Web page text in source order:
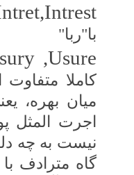
,Usure
کاملا
میان بهره،
اجرت المثل
نیست به چه
گاه‏ مترادف